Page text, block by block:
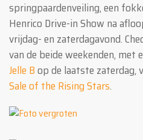
springpaardenveiling, een
Henrico Drive-in Show na
vrijdag- en zaterdagavond.
van de beide weekenden,
Jelle Bop de laatste zaterdag,
Sale of the Rising Stars.